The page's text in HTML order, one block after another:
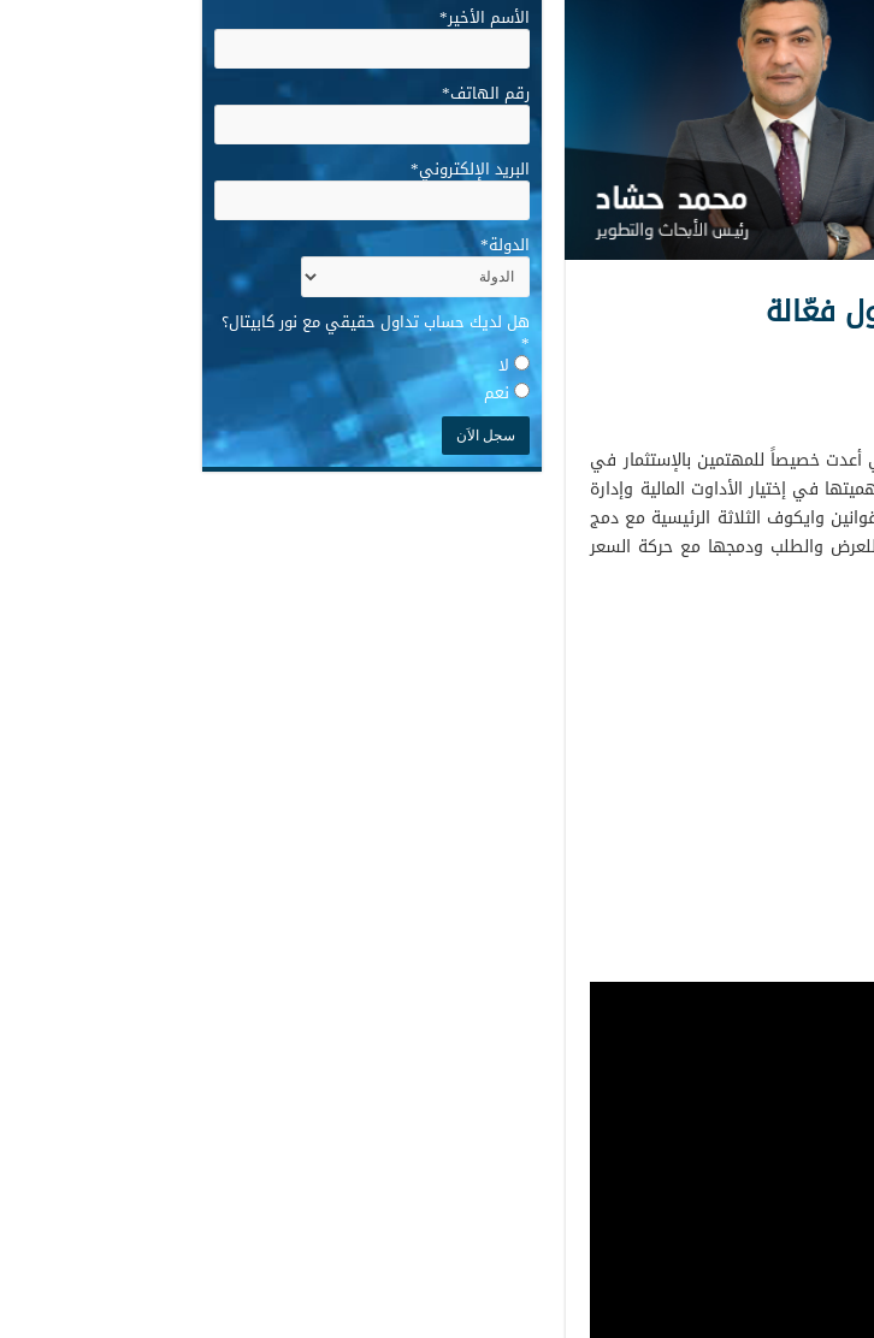
فعّالة
أعدت خصيصاً للمهتمين بالإستثمار في
في إختيار الأداوت المالية وإدارة
وايكوف الثلاثة الرئيسية مع دمج
والطلب ودمجها مع حركة السعر
الأسم الأخير*
رقم الهاتف*
البريد الإلكتروني*
الدولة*
هل لديك حساب تداول حقيقي مع نور كابيتال؟
*
لا
نعم